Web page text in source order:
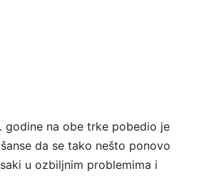
godine na obe trke pobedio je
da se tako nešto ponovo
u ozbiljnim problemima i